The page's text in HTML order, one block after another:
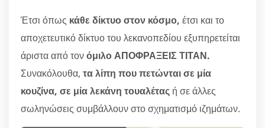
Έτσι όπως κάθε δίκτυο στον κόσμο, έτσι και το
αποχετευτικό δίκτυο του λεκανοπεδίου εξυπηρετείται
άριστα από τονόμιλο ΑΠΟΦΡΑΞΕΙΣ ΤΙΤΑΝ.
Συνακόλουθα, τα λίπη που πετώνται σε μία
κουζίνα, σε μία λεκάνη τουαλέτας ή σε άλλες
σωληνώσεις συμβάλλουν στο σχηματισμό ιζημάτων.